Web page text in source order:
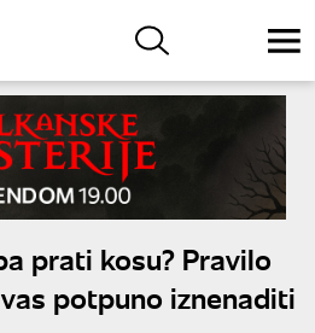
prati kosu? Pravilo
potpuno iznenaditi